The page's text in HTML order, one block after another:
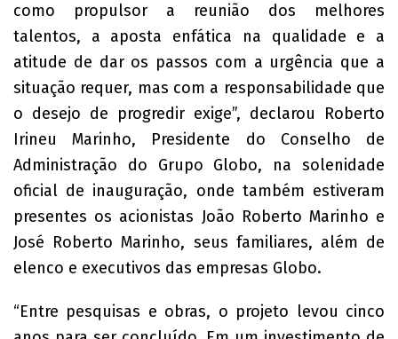
como propulsor a reunião dos melhores
talentos, a aposta enfática na qualidade e a
atitude de dar os passos com a urgência que a
situação requer, mas com a responsabilidade que
o desejo de progredir exige”, declarou Roberto
Irineu Marinho, Presidente do Conselho de
Administração do Grupo Globo, na solenidade
oficial de inauguração, onde também estiveram
presentes os acionistas João Roberto Marinho e
José Roberto Marinho, seus familiares, além de
elenco e executivos das empresas Globo.
“Entre pesquisas e obras, o projeto levou cinco